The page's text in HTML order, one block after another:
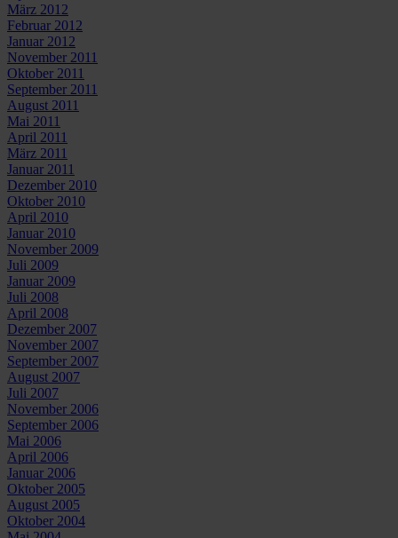
März 2012
Februar 2012
Januar 2012
November 2011
Oktober 2011
September 2011
August 2011
Mai 2011
April 2011
März 2011
Januar 2011
Dezember 2010
Oktober 2010
April 2010
Januar 2010
November 2009
Juli 2009
Januar 2009
Juli 2008
April 2008
Dezember 2007
November 2007
September 2007
August 2007
Juli 2007
November 2006
September 2006
Mai 2006
April 2006
Januar 2006
Oktober 2005
August 2005
Oktober 2004